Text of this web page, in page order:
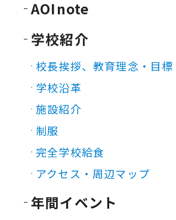
AOInote
学校紹介
校長挨拶、教育理念・目標
学校沿革
施設紹介
制服
完全学校給食
アクセス・周辺マップ
年間イベント